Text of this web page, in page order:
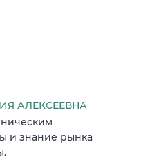
АЛЕКСЕЕВНА
и знание рынка